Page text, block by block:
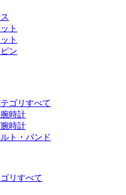
ト
ト
ン
ゴリすべて
時計
時計
ト・バンド
リすべて